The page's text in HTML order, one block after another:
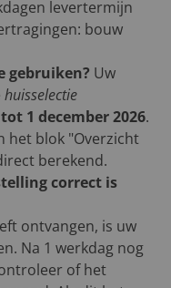
levertermijn
bouw
gebruiken? Uw
huisselectie
tot 1 december 2026.
het blok "Overzicht
berekend.
correct is
ontvangen, is uw
Na 1 werkdag nog
of het